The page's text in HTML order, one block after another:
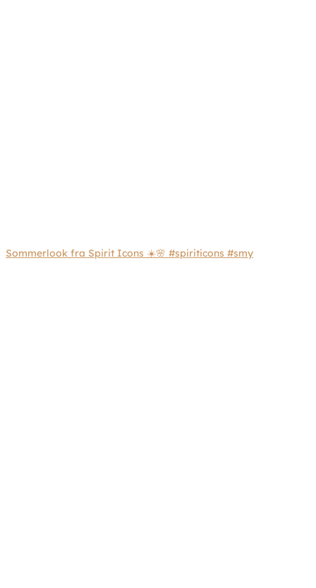
Sommerlook fra Spirit Icons ☀️🌸 #spiriticons #smy